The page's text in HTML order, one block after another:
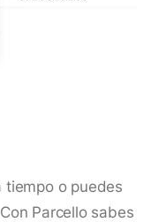
tiempo o puedes
Parcello sabes